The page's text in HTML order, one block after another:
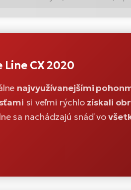
Line CX 2020
najvyužívanejšími
si veľmi rýchlo získali
sa nachádzajú snáď vo